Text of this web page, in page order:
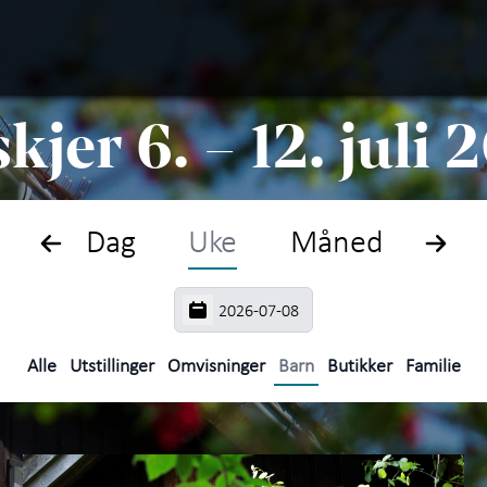
Hva
Om
6. – 12. juli
Dag Uke Måned
Alle Utstillinger Omvisninger Barn Butikker Familie